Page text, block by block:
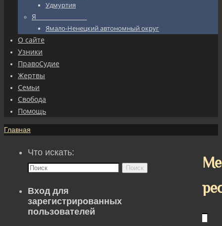
Удмуртия
Я_________________
Ямало-Ненецкий автономный округ
О сайте
Узники
ПравоСудие
Жертвы
Семьи
Свобода
Помощь
Главная
Что искать:
Поиск
Вход для
зарегистрированных
пользователей